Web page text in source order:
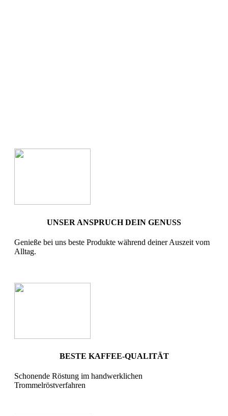
UNSER ANSPRUCH DEIN GENUSS
Genieße bei uns beste Produkte während deiner Auszeit vom
Alltag.
BESTE KAFFEE-QUALITÄT
Schonende Röstung im handwerklichen
Trommelröstverfahren